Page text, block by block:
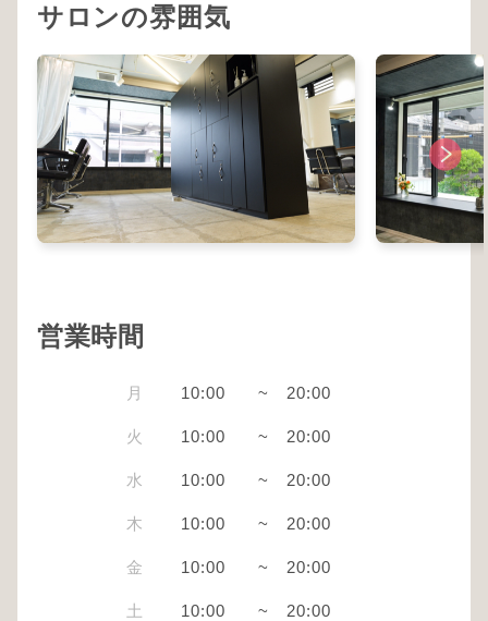
サロンの雰囲気
営業時間
月 10:00 ~ 20:00
火 10:00 ~ 20:00
水 10:00 ~ 20:00
木 10:00 ~ 20:00
金 10:00 ~ 20:00
土 10:00 ~ 20:00